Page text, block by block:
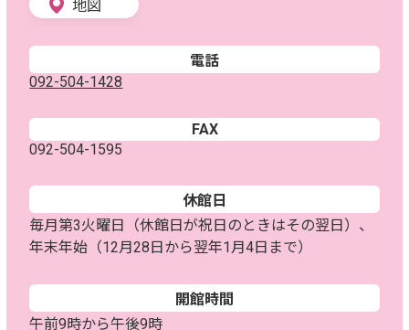
地図
電話
092-504-1428
FAX
092-504-1595
休館日
毎月第3火曜日（休館日が祝日のときはその翌日）、
年末年始（12月28日から翌年1月4日まで）
開館時間
午前9時から午後9時